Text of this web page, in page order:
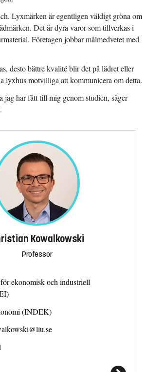
Lyxmärken är egentligen väldigt gröna om
Det är dyra varor som tillverkas i
Företagen jobbar målmedvetet med
desto bättre kvalité blir det på lädret eller
lyxhus motvilliga att kommunicera om detta.
jag har fått till mig genom studien, säger
Kowalkowski
Professor
ekonomisk och industriell
(INDEK)
liu.se